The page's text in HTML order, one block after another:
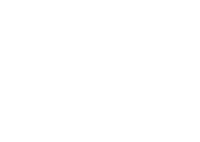
UNE VRAIE
DEPUIS PARIS
les mieux positionnées en
de l'import automobile
dispose d'une
l'Allemagne et les
restent